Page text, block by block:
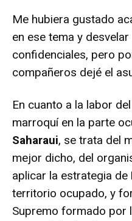
Me hubiera gustado
en ese tema y
confidenciales, pero
compañeros dejé el
En cuanto a la labor
marroquí en la parte
Saharaui, se trata del
mejor dicho, del
aplicar la estrategia de
territorio ocupado, y
Supremo formado por